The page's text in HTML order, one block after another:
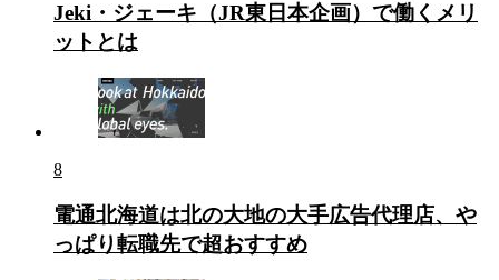
Jeki・ジェーキ（JR東日本企画）で働くメリ
ットとは
8
電通北海道は北の大地の大手広告代理店、や
っぱり転職先で超おすすめ